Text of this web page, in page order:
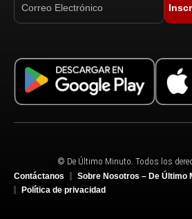
© De Último Minuto. Todos los
Contáctanos
Sobre Nosotros – De Último
Política de privacidad